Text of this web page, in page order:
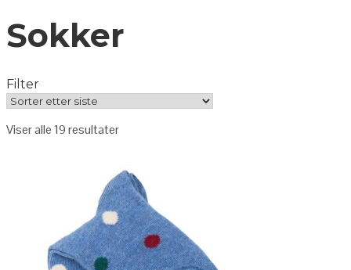
Sokker
Filter
Viser alle 19 resultater